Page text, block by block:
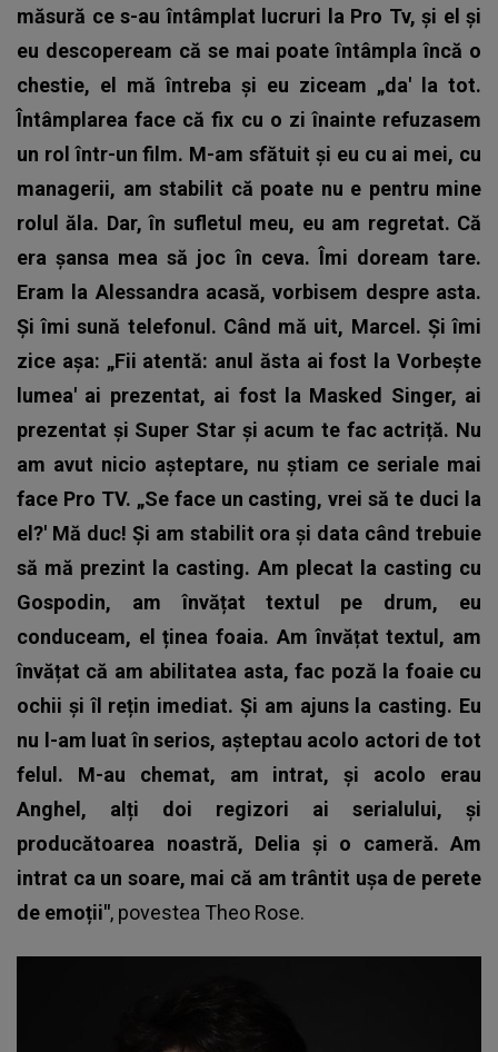
măsură ce s-au întâmplat lucruri la Pro Tv, și el și
eu descopeream că se mai poate întâmpla încă o
chestie, el mă întreba și eu ziceam „da' la tot.
Întâmplarea face că fix cu o zi înainte refuzasem
un rol într-un film. M-am sfătuit și eu cu ai mei, cu
managerii, am stabilit că poate nu e pentru mine
rolul ăla. Dar, în sufletul meu, eu am regretat. Că
era șansa mea să joc în ceva. Îmi doream tare.
Eram la Alessandra acasă, vorbisem despre asta.
Și îmi sună telefonul. Când mă uit, Marcel. Și îmi
zice așa: „Fii atentă: anul ăsta ai fost la Vorbește
lumea' ai prezentat, ai fost la Masked Singer, ai
prezentat și Super Star și acum te fac actriță. Nu
am avut nicio așteptare, nu știam ce seriale mai
face Pro TV. „Se face un casting, vrei să te duci la
el?' Mă duc! Și am stabilit ora și data când trebuie
să mă prezint la casting. Am plecat la casting cu
Gospodin, am învățat textul pe drum, eu
conduceam, el ținea foaia. Am învățat textul, am
învățat că am abilitatea asta, fac poză la foaie cu
ochii și îl rețin imediat. Și am ajuns la casting. Eu
nu l-am luat în serios, așteptau acolo actori de tot
felul. M-au chemat, am intrat, și acolo erau
Anghel, alți doi regizori ai serialului, și
producătoarea noastră, Delia și o cameră. Am
intrat ca un soare, mai că am trântit ușa de perete
de emoții", povestea Theo Rose.